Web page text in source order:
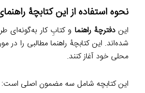
نحوه استفاده از این کتابچۀ
این دفترچۀ راهنما و کتابِ کار به‌گونه‌ای
شده‌اند. این کتابچۀ راهنما مطالبی را
محلی خود آغاز کنند.
این کتابچه شامل سه مضمون اصلی است: